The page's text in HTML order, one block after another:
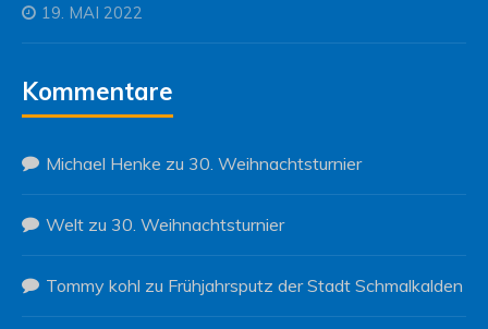
19. MAI 2022
Kommentare
Michael Henke zu 30. Weihnachtsturnier
Welt zu 30. Weihnachtsturnier
Tommy kohl zu Frühjahrsputz der Stadt Schmalkalden